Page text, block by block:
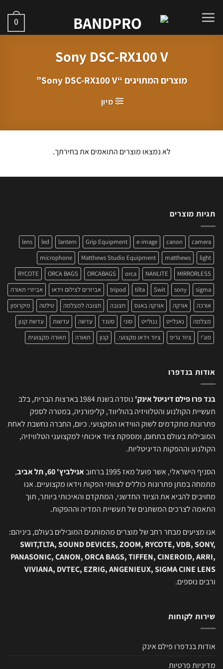
0
Sony DSC-RX100 V
מוצרים המתויגים “Sony DSC-RX100 V”
מיון
לא נמצאו מוצרים התואמים את בחירתך.
תגיות מוצרים
camera
canon
e-image
Grip Equipment
lantern
led
lens
light
matthews
Matthews Studio Equipment
microphone
MIRRORLESS
NANLITE
orca
ORCABAGS
ORCA BAGS
RYCOTE
sigma
sony
Swit
tilta
tripod אביזרים לצילום וידאו
אביזרי תאורה
אורכה
אורקה אורקה באגס חצובה חצובה למצלמה טילטה
מיקרופון
מצלמה
נאנלייט ננולייט סוני סטנד עדשה עדשות
עדשת קנון
פוג'י
ציוד גריפ ציוד וידאו מקצועי. קנון תאורה תאורה מקצועית
אודות בנדפרו
בנד פרו פילם דיגיטל אינק'
נוסדה בשנת 1984 בארצות הברית, בלב
תעשיית הקולנוע והטלוויזיה בהוליווד, קליפורניה, במטרה לספק
פתרונות מתקדמים לשוק הווידאו המקצועי. כיום, החברה נחשבת לאחת
המובילות בעולם בתחום, ומספקת ציוד איכותי למקצועני הטלוויזיה,
הקולנוע וההפקות הדיגיטליות.
הסניף הישראלי, אשר פועל מאז 1995 ברחוב אנילביץ' 60, תל אביב
,
מתמחה במתן פתרונות כוללים לצוותי הפקות וידאו מקצועיים. אנו
מחויבים להביא את הציוד החדשני, המתקדם והאיכותי ביותר, תוך
התאמה לצרכים המשתנים של תעשיית המדיה וההפקות.
אנו מציעים מבחר רחב של מוצרים מהמותגים המובילים בעולם, ביניהם:
SWIT,TLTA, SOUND DEVICES, ZOOM, RYCOTE, VDB, SONY,
PANASONIC, CANON, ORCA BAGS, TIFFEN, CINEROID, ARRI,
VIVIANA, DVTEC, EZRIG, ANGENIEUX, SIGMA CINE LENS
ורבים נוספים.
שירות לקוחות
אודות בנדפרו פילם אינק
מדיניות פרטיות